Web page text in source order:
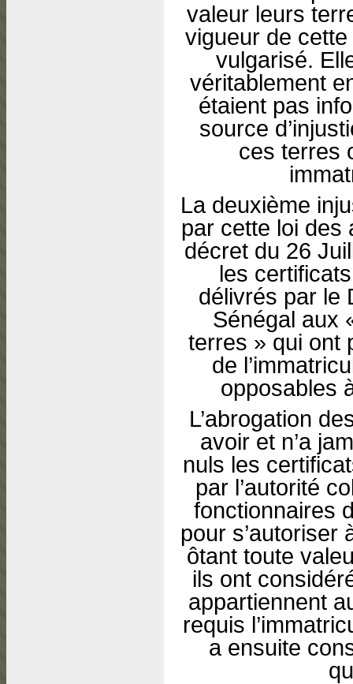
valeur leurs
vigueur de cette
vulgarisé.
véritablement
étaient pas
source
ces terres
La deuxième
par cette loi des
décret du 26
les
délivrés par le
Sénégal aux
terres » qui ont
de
opposables
L’abrogation
avoir et n’a
nuls les
par l’autorité
fonctionnaires
pour s’autoriser
ôtant toute
ils ont
appartiennent
requis
a ensuite